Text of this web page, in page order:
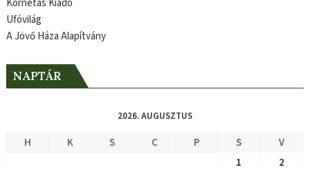
Kornétás Kiadó
Ufóvilág
A Jövő Háza Alapítvány
NAPTÁR
2026. AUGUSZTUS
H K S C P S
V
1
2